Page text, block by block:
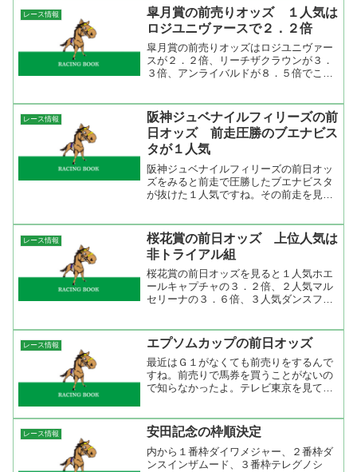
番と上手い具合に並んだ。で、有力馬は
ウオッカが１４番、アスト...
レース情報
皐月賞の前売りオッズ １人気は
ロジユニヴァースで２．２倍
皐月賞の前売りオッズはロジユニヴァー
スが２．２倍、リーチザクラウンが３．
３倍、アンライバルドが８．５倍でこの
ウンとアンライバルドで３３．２％、残
り１５頭で３１％。オッズ...
レース情報
阪神ジュベナイルフィリーズの前
日オッズ 前走圧勝のブエナビス
タが１人気
阪神ジュベナイルフィリーズの前日オッ
ズをみると前走で圧勝したブエナビスタ
が抜けた１人気ですね。その前走を見ま
あとは持ったままで２着にコンマ５秒差
を付ける圧勝。追えばどの...
レース情報
桜花賞の前日オッズ 上位人気は
非トライアル組
桜花賞の前日オッズを見ると１人気ホエ
ールキャプチャの３．２倍、２人気マル
セリーナの３．６倍、３人気ダンスファ
走っていないこと。過去の勝ち馬を見る
とトライアルレースを走っ...
レース情報 エプソムカップの前日オッズ
最近はＧ１がなくても前売りをするんで
すね。前売りで馬券を買うことがないの
で知らなかったよ。テレビ東京を見てい
と出してみました。１人気はマチカネキ
ララで１．５倍ですか。売上がまだ...
レース情報 安田記念の枠順決定
内から１番枠ダイワメジャー、２番枠ダ
ンスインザムード、３番枠テレグノシ